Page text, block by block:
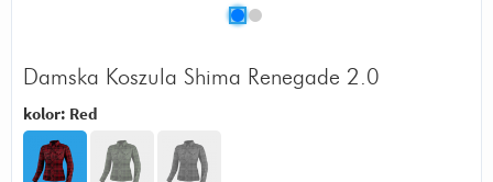
Damska Koszula Shima Renegade 2.0
kolor: Red